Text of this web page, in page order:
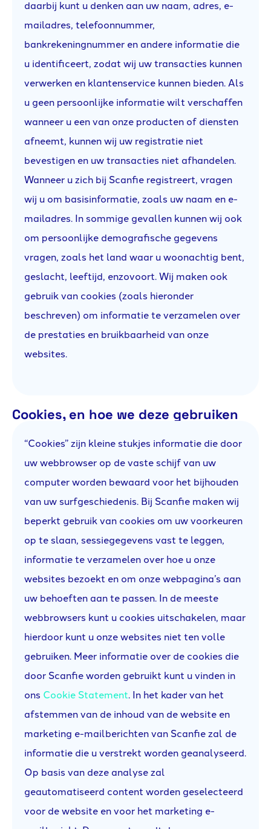
daarbij kunt u denken aan uw naam, adres, e-
mailadres, telefoonnummer,
bankrekeningnummer en andere informatie die
u identificeert, zodat wij uw transacties kunnen
verwerken en klantenservice kunnen bieden. Als
u geen persoonlijke informatie wilt verschaffen
wanneer u een van onze producten of diensten
afneemt, kunnen wij uw registratie niet
bevestigen en uw transacties niet afhandelen.
Wanneer u zich bij Scanfie registreert, vragen
wij u om basisinformatie, zoals uw naam en e-
mailadres. In sommige gevallen kunnen wij ook
om persoonlijke demografische gegevens
vragen, zoals het land waar u woonachtig bent,
geslacht, leeftijd, enzovoort. Wij maken ook
gebruik van cookies (zoals hieronder
beschreven) om informatie te verzamelen over
de prestaties en bruikbaarheid van onze
websites.
Cookies, en hoe we deze gebruiken
“Cookies” zijn kleine stukjes informatie die door
uw webbrowser op de vaste schijf van uw
computer worden bewaard voor het bijhouden
van uw surfgeschiedenis. Bij Scanfie maken wij
beperkt gebruik van cookies om uw voorkeuren
op te slaan, sessiegegevens vast te leggen,
informatie te verzamelen over hoe u onze
websites bezoekt en om onze webpagina’s aan
uw behoeften aan te passen. In de meeste
webbrowsers kunt u cookies uitschakelen, maar
hierdoor kunt u onze websites niet ten volle
gebruiken. Meer informatie over de cookies die
door Scanfie worden gebruikt kunt u vinden in
ons Cookie Statement. In het kader van het
afstemmen van de inhoud van de website en
marketing e-mailberichten van Scanfie zal de
informatie die u verstrekt worden geanalyseerd.
Op basis van deze analyse zal
geautomatiseerd content worden geselecteerd
voor de website en voor het marketing e-